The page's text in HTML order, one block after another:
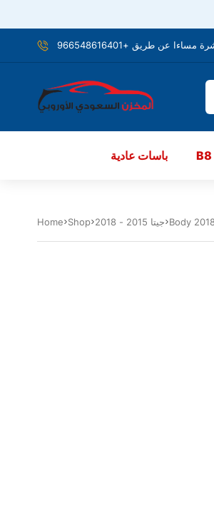
باسات عادية
Home Shop جيتا 2015 - 2018